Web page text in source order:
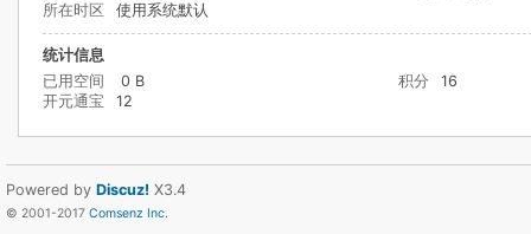
所在时区
使用系统默认
统计信息
已用空间
0 B 积分
16
开元通宝
12
Powered by Discuz! X3.4
© 2001-2017 Comsenz Inc.